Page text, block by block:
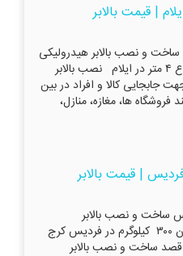
| قیمت بالابر
ساخت و نصب بالابر هیدرولیکی
مغازه با توان ۵۰۰ کیلوگرم و ارتفاع ۴ متر در ایلام نصب بالابر
جابجایی کالا و افراد در بین
ها، مغازه، منازل،
| قیمت بالابر
ساخت و نصب بالابر
هیدرولیک به ارتفاع ۳ متر و توان ۳۰۰ کیلوگرم در فردیس کرج
قصد ساخت و نصب بالابر